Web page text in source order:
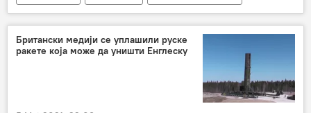
Пари Сен Жермен (ПСЖ)
Лига шампиона
Британски медији се уплашили руске
ракете која може да уништи Енглеску